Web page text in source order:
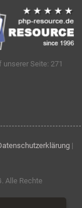
unserer Seite: 271
|
. Alle Rechte
Namen und